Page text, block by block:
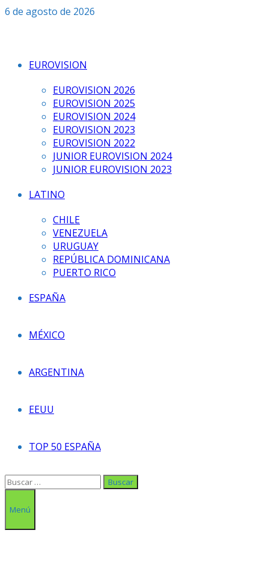
Saltar
6 de agosto de 2026
EUROVISION
EUROVISION 2026
EUROVISION 2025
EUROVISION 2024
EUROVISION 2023
EUROVISION 2022
JUNIOR EUROVISION 2024
JUNIOR EUROVISION 2023
LATINO
CHILE
VENEZUELA
URUGUAY
REPÚBLICA DOMINICANA
PUERTO RICO
ESPAÑA
MÉXICO
ARGENTINA
EEUU
TOP 50 ESPAÑA
Buscar:
Menú